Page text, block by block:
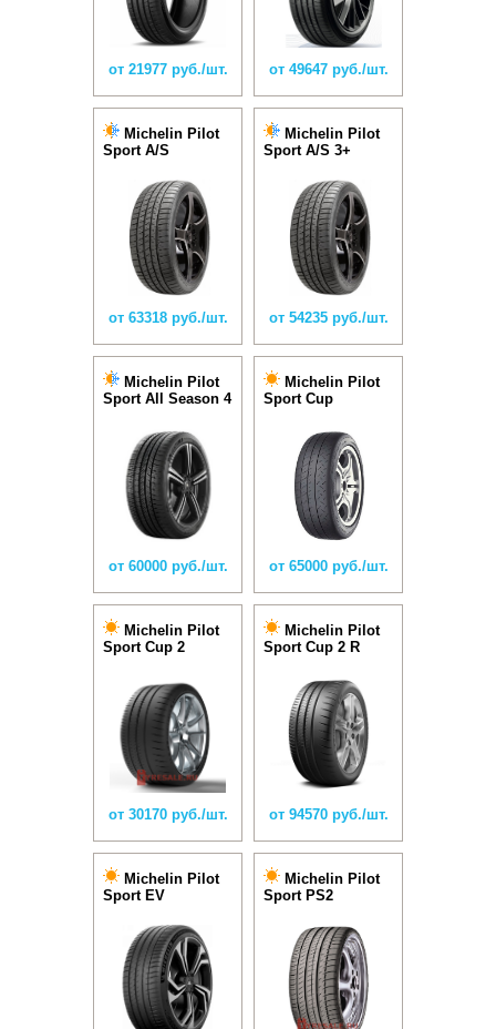
от 21977 руб./шт. от 49647 руб./шт.
Michelin Pilot
Sport A/S
от 63318 руб./шт.
Michelin Pilot
Sport A/S 3+
от 54235 руб./шт.
Michelin Pilot
Sport All Season 4
от 60000 руб./шт.
Michelin Pilot
Sport Cup
от 65000 руб./шт.
Michelin Pilot
Sport Cup 2
от 30170 руб./шт.
Michelin Pilot
Sport Cup 2 R
от 94570 руб./шт.
Michelin Pilot
Sport EV
Michelin Pilot
Sport PS2